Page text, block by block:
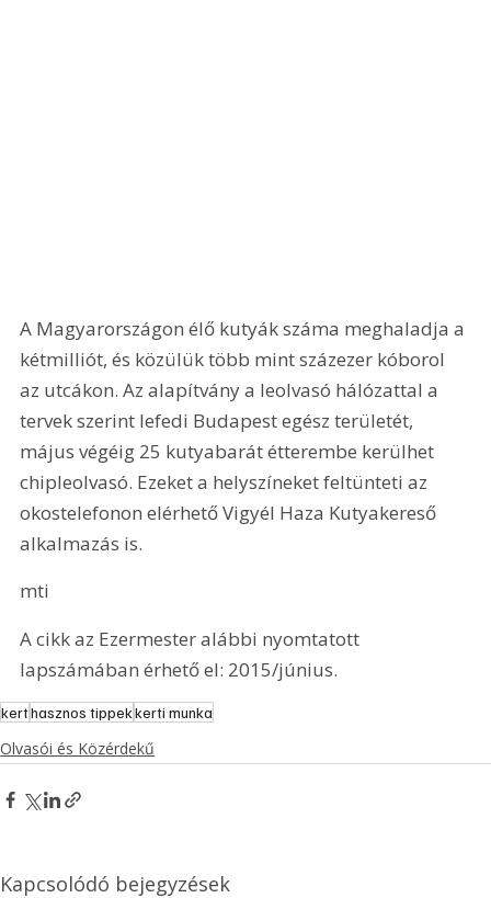
A Magyarországon élő kutyák száma meghaladja a
kétmilliót, és közülük több mint százezer kóborol
az utcákon. Az alapítvány a leolvasó hálózattal a
tervek szerint lefedi Budapest egész területét,
május végéig 25 kutyabarát étterembe kerülhet
chipleolvasó. Ezeket a helyszíneket feltünteti az
okostelefonon elérhető Vigyél Haza Kutyakereső
alkalmazás is.
mti
A cikk az Ezermester alábbi nyomtatott
lapszámában érhető el: 2015/június.
kerthasznos tippekkerti munka
Olvasói és Közérdekű
Kapcsolódó bejegyzések